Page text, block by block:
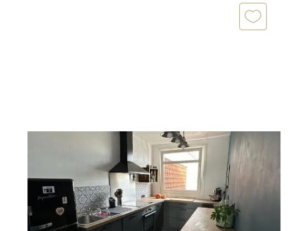
, 4 pièces
Ref : 12788
Appartement à vendre
57 200 €